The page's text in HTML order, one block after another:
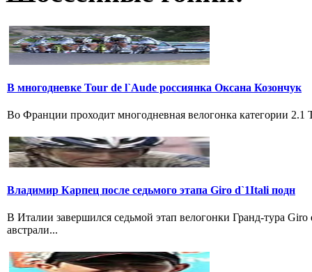
В многодневке Tour de l`Aude россиянка Оксана Козончук
Во Франции проходит многодневная велогонка категории
Владимир Карпец после седьмого этапа Giro d`1Itali подн
В Италии завершился седьмой этап велогонки Гранд-тура
австрали...